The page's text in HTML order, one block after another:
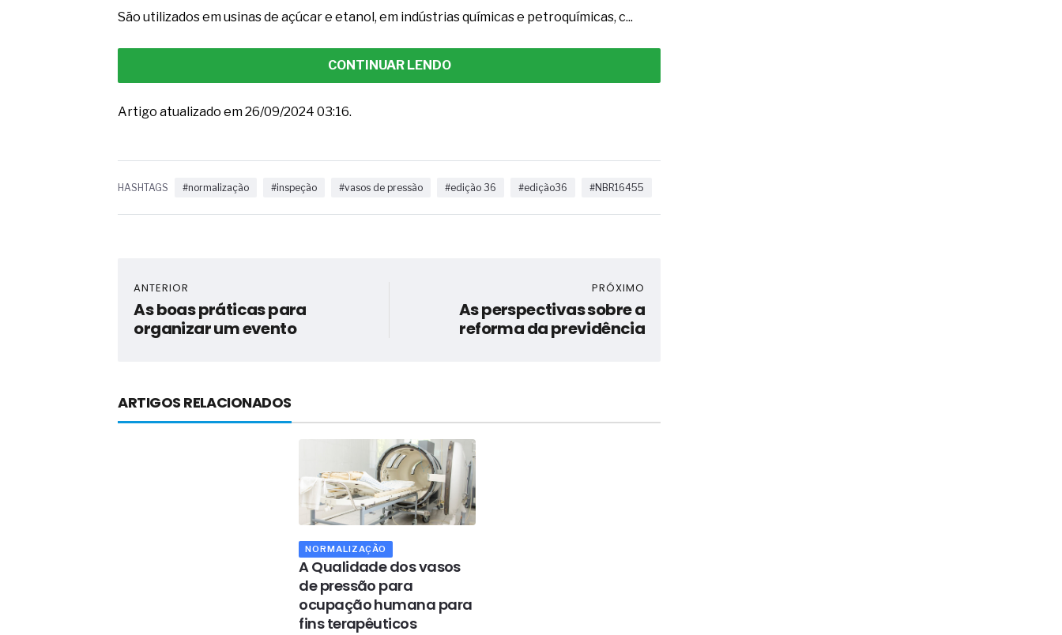
São utilizados em usinas de açúcar e etanol, em indústrias químicas e petroquímicas, c...
CONTINUAR LENDO
Artigo atualizado em 26/09/2024 03:16.
HASHTAGS #normalização #inspeção #vasos de pressão #edição 36 #edição36 #NBR16455
ANTERIOR
As boas práticas para
organizar um evento
PRÓXIMO
As perspectivas sobre a
reforma da previdência
ARTIGOS RELACIONADOS
NORMALIZAÇÃO
A Qualidade dos vasos
de pressão para
ocupação humana para
fins terapêuticos